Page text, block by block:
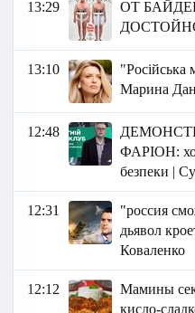
13:29
ОТ
13:10
"Російська
Марина
12:48
ФАРІОН:
безпеки |
12:31
"россия
дьявол
Коваленко
12:12
Мамины
кисло-